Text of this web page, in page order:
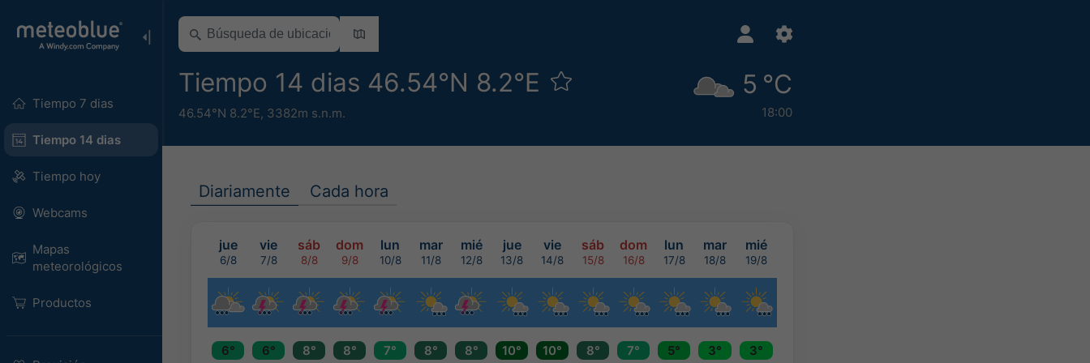
Tiempo 7 dias
Tiempo 14 dias
Tiempo hoy
Webcams
Mapas
meteorológicos
Productos
Tiempo 14 dias 46.54°N 8.2°E
46.54°N 8.2°E, 3382m s.n.m.
5 °C
18:00
Diariamente Cada hora
jue vie sáb dom lun mar mié jue vie sáb dom lun mar mié
6/8 7/8 8/8 9/8 10/8 11/8 12/8 13/8 14/8 15/8 16/8 17/8 18/8 19/8
6° 6° 8° 8° 7° 8° 8° 10° 10° 8° 7° 5° 3°
3°